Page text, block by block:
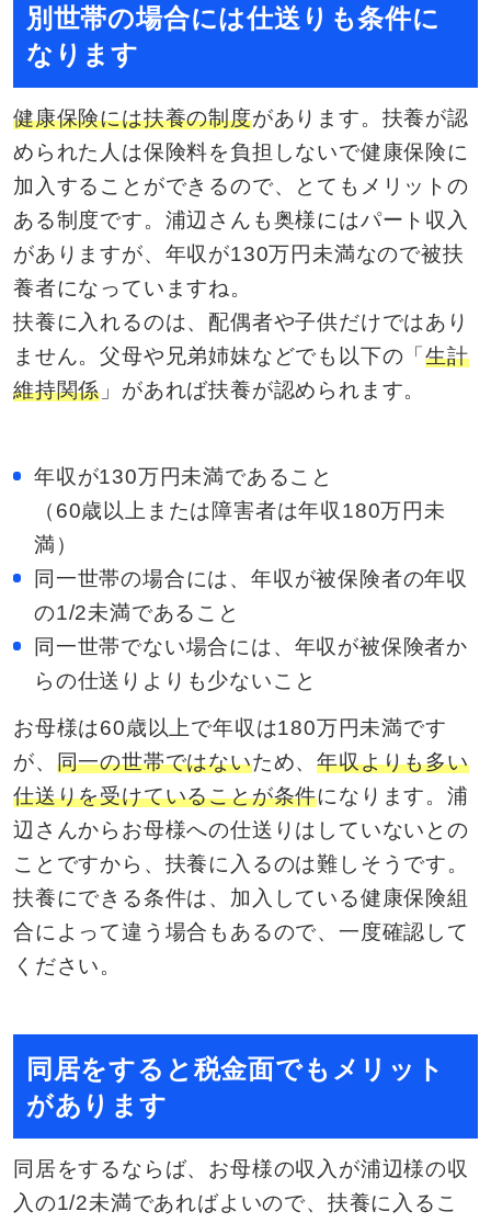
別世帯の場合には仕送りも条件に
なります
健康保険には扶養の制度があります。扶養が認
められた人は保険料を負担しないで健康保険に
加入することができるので、とてもメリットの
ある制度です。浦辺さんも奥様にはパート収入
がありますが、年収が130万円未満なので被扶
養者になっていますね。
扶養に入れるのは、配偶者や子供だけではあり
ません。父母や兄弟姉妹などでも以下の「生計
維持関係 」があれば扶養が認められます。
年収が130万円未満であること
（60歳以上または障害者は年収180万円未
満）
同一世帯の場合には、年収が被保険者の年収
の1/2未満であること
同一世帯でない場合には、年収が被保険者か
らの仕送りよりも少ないこと
お母様は60歳以上で年収は180万円未満です
が、 同一の世帯ではないため、年収よりも多い
仕送りを受けていることが条件になります。浦
辺さんからお母様への仕送りはしていないとの
ことですから、扶養に入るのは難しそうです。
扶養にできる条件は、加入している健康保険組
合によって違う場合もあるので、一度確認して
ください。
同居をすると税金面でもメリット
があります
同居をするならば、お母様の収入が浦辺様の収
入の1/2未満であればよいので、扶養に入るこ